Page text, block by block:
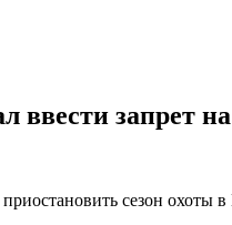
ввести запрет
сезон охоты